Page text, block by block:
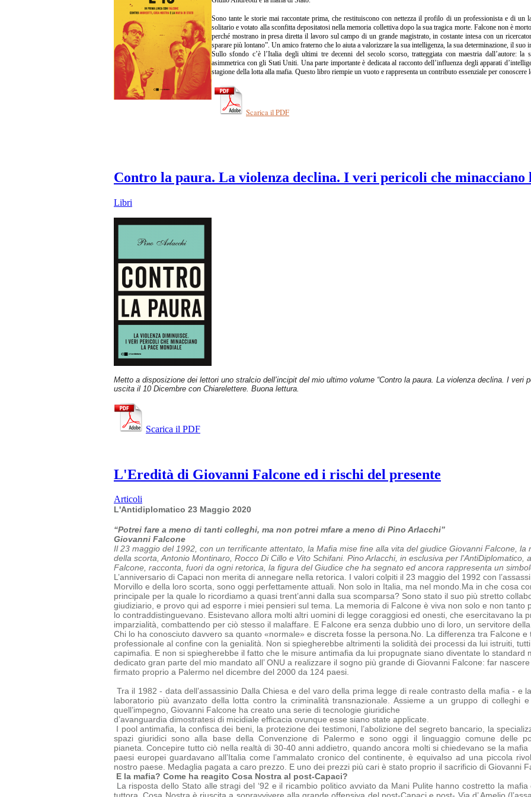
Sono tante le storie mai raccontate prima, che restituiscono con nettezza il profilo di un professionista e di un
solitario e votato alla sconfitta depositatosi nella memoria collettiva dopo la sua tragica morte. Falcone non è
perché mostrano in presa diretta il lavoro sul campo di un grande magistrato, in costante intesa con un
sparare più lontano”. Un amico fraterno che lo aiuta a valorizzare la sua intelligenza, la sua determinazione, il suo
Sullo sfondo c’è l’Italia degli ultimi tre decenni del secolo scorso, tratteggiata con maestria dall’autore: la
asimmetrica con gli Stati Uniti. Una parte importante è dedicata al racconto dell’influenza degli apparati
stagione della lotta alla mafia. Questo libro riempie un vuoto e rappresenta un contributo essenziale per
Scarica il PDF
Contro la paura. La violenza declina. I veri pericoli che minacciano
Libri
Metto a disposizione dei lettori uno stralcio dell’incipit del mio ultimo volume “Contro la paura. La violenza declina. I veri
uscita il 10 Dicembre con Chiarelettere. Buona lettura.
Scarica il PDF
L'Eredità di Giovanni Falcone ed i rischi del presente
Articoli
L'Antidiplomatico 23 Maggio 2020
“Potrei fare a meno di tanti colleghi, ma non potrei mfare a meno di Pino Arlacchi”
Giovanni Falcone
Il 23 maggio del 1992, con un terrificante attentato, la Mafia mise fine alla vita del giudice Giovanni Falcone,
della scorta, Antonio Montinaro, Rocco Di Cillo e Vito Schifani. Pino Arlacchi, in esclusiva per l'AntiDiplomatico,
Falcone, racconta, fuori da ogni retorica, la figura del Giudice che ha segnato ed ancora rappresenta un
L’anniversario di Capaci non merita di annegare nella retorica. I valori colpiti il 23 maggio del 1992 con
Morvillo e della loro scorta, sono oggi perfettamente attuali. Non solo in Italia, ma nel mondo.Ma in che cosa
principale per la quale lo ricordiamo a quasi trent’anni dalla sua scomparsa? Sono stato il suo più stretto
giudiziario, e provo qui ad esporre i miei pensieri sul tema. La memoria di Falcone è viva non solo e non tanto
lo contraddistinguevano. Esistevano allora molti altri uomini di legge coraggiosi ed onesti, che esercitavano la
imparzialità, combattendo per ciò stesso il malaffare. E Falcone era senza dubbio uno di loro, un servitore
Chi lo ha conosciuto davvero sa quanto «normale» e discreta fosse la persona.No. La differenza tra Falcone
professionale al confine con la genialità. Non si spiegherebbe altrimenti la solidità dei processi da lui istruiti,
capimafia. E non si spiegherebbe il fatto che le misure antimafia da lui propugnate siano diventate lo standard
dedicato gran parte del mio mandato all’ ONU a realizzare il sogno più grande di Giovanni Falcone: far
firmato proprio a Palermo nel dicembre del 2000 da 124 paesi.
Tra il 1982 - data dell’assassinio Dalla Chiesa e del varo della prima legge di reale contrasto della mafia - e
laboratorio più avanzato della lotta contro la criminalità transnazionale. Assieme a un gruppo di colleghi
quell’impegno, Giovanni Falcone ha creato una serie di tecnologie giuridiche
d’avanguardia dimostratesi di micidiale efficacia ovunque esse siano state applicate.
I pool antimafia, la confisca dei beni, la protezione dei testimoni, l’abolizione del segreto bancario, la
spazi giuridici sono alla base della Convenzione di Palermo e sono oggi il linguaggio comune delle
pianeta.Concepire tutto ciò nella realtà di 30-40 anni addietro, quando ancora molti si chiedevano se la
paesi europei guardavano all’Italia come l’ammalato cronico del continente, è equivalso ad una piccola
nostro paese. Medaglia pagata a caro prezzo. E uno dei prezzi più cari è stato proprio il sacrificio di Giovanni
E la mafia? Come ha reagito Cosa Nostra al post-Capaci?
La risposta dello Stato alle stragi del ‘92 e il ricambio politico avviato da Mani Pulite hanno costretto la